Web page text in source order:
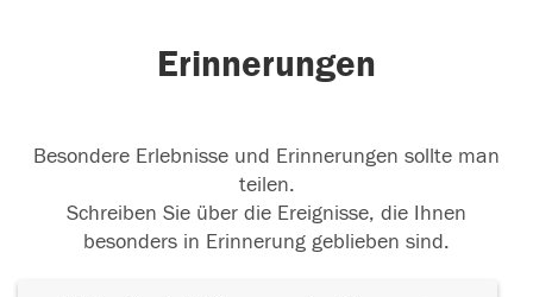
Erinnerungen
Besondere Erlebnisse und Erinnerungen sollte man
teilen.
Schreiben Sie über die Ereignisse, die Ihnen
besonders in Erinnerung geblieben sind.